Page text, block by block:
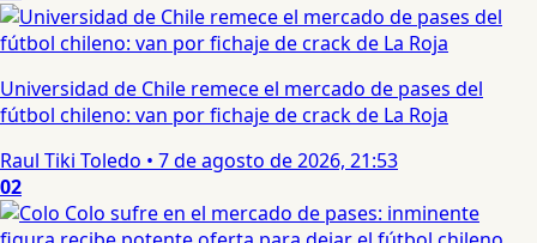
Universidad de Chile remece el mercado de pases del
fútbol chileno: van por fichaje de crack de La Roja
Raul Tiki Toledo • 7 de agosto de 2026, 21:53
02